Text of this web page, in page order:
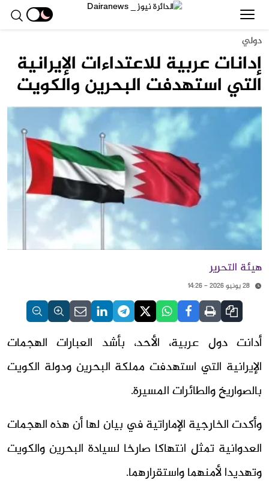
دولي
إدانات عربية للاعتداءات الإيرانية
التي استهدفت البحرين والكويت
هيئة التحرير
28 يونيو 2026 - 14:26
أدانت دول عربية، الأحد، بأشد العبارات الهجمات
الإيرانية التي استهدفت مملكة البحرين ودولة الكويت
بالصواريخ والطائرات المسيرة.
وأكدت الخارجية الإماراتية في بيان لها أن هذه الهجمات
العدوانية تمثل انتهاكا صارخا لسيادة البحرين والكويت
وتهديدا لأمنهما واستقرارهما.